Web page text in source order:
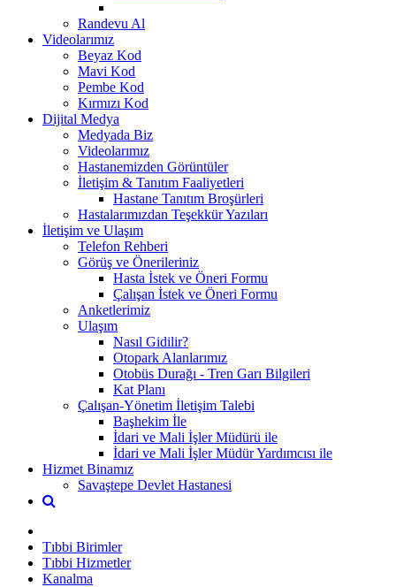
Randevu Al
Videolarımız
Beyaz Kod
Mavi Kod
Pembe Kod
Kırmızı Kod
Dijital Medya
Medyada Biz
Videolarımız
Hastanemizden Görüntüler
İletişim & Tanıtım Faaliyetleri
Hastane Tanıtım Broşürleri
Hastalarımızdan Teşekkür Yazıları
İletişim ve Ulaşım
Telefon Rehberi
Görüş ve Önerileriniz
Hasta İstek ve Öneri Formu
Çalışan İstek ve Öneri Formu
Anketlerimiz
Ulaşım
Nasıl Gidilir?
Otopark Alanlarımız
Otobüs Durağı - Tren Garı Bilgileri
Kat Planı
Çalışan-Yönetim İletişim Talebi
Başhekim İle
İdari ve Mali İşler Müdürü ile
İdari ve Mali İşler Müdür Yardımcısı ile
Hizmet Binamız
Savaştepe Devlet Hastanesi
Tıbbi Birimler
Tıbbi Hizmetler
Kanalma